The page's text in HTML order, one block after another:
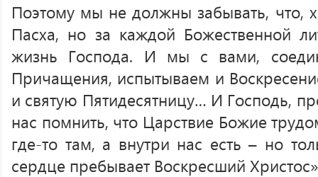
Поэтому мы не должны забывать, что,
Пасха, но за каждой Божественной
жизнь Господа. И мы с вами,
Причащения, испытываем и
и святую Пятидесятницу… И Господь,
нас помнить, что Царствие Божие
где-то там, а внутри нас есть – но
сердце пребывает Воскресший